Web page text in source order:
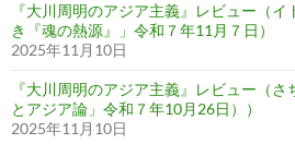
『大川周明のアジア主義』レビュー（
き『魂の熱源』」令和７年11月７日）
2025年11月10日
『大川周明のアジア主義』レビュー（
とアジア論」令和７年10月26日））
2025年11月10日